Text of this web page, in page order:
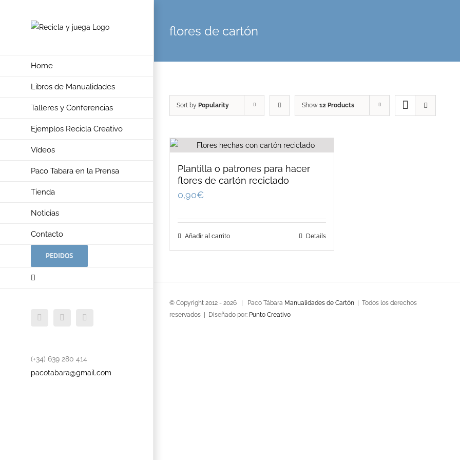
Home
Libros de Manualidades
Talleres y Conferencias
Ejemplos Recicla Creativo
Vídeos
Paco Tabara en la Prensa
Tienda
Noticias
Contacto
PEDIDOS
FacebookTwitter
(+34) 639 280 414
pacotabara@gmail.com
flores de cartón
Sort by Popularity Show 12 Products
Plantilla o patrones para hacer
flores de cartón reciclado
0,90€
Añadir al carrito Details
© Copyright 2012 - 2026 | Paco Tábara Manualidades de Cartón | Todos los derechos
reservados | Diseñado por: Punto Creativo